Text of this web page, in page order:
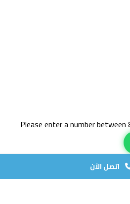
اتصل الآن
Please enter a number